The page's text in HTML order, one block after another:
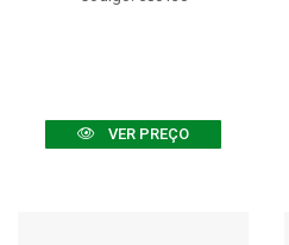
VER PREÇO